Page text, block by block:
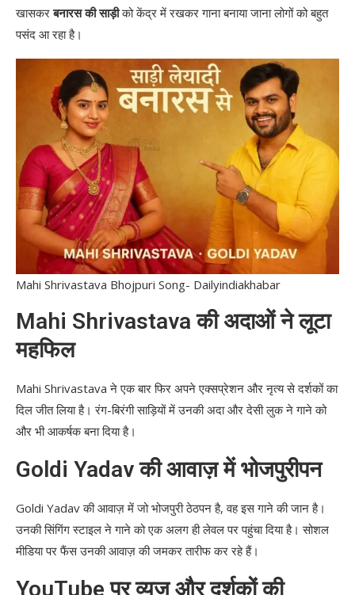
खासकरबनारस की साड़ीको केंद्र में रखकर गाना बनाया जाना लोगों को बहुत
पसंद आ रहा है।
Mahi Shrivastava Bhojpuri Song- Dailyindiakhabar
Mahi Shrivastava की अदाओं ने लूटा
महफिल
Mahi Shrivastava ने एक बार फिर अपने एक्सप्रेशन और नृत्य से दर्शकों का
दिल जीत लिया है। रंग-बिरंगी साड़ियों में उनकी अदा और देसी लुक ने गाने को
और भी आकर्षक बना दिया है।
Goldi Yadav की आवाज़ में भोजपुरीपन
Goldi Yadav की आवाज़ में जो भोजपुरी ठेठपन है, वह इस गाने की जान है।
उनकी सिंगिंग स्टाइल ने गाने को एक अलग ही लेवल पर पहुंचा दिया है। सोशल
मीडिया पर फैंस उनकी आवाज़ की जमकर तारीफ कर रहे हैं।
YouTube पर व्यूज और दर्शकों की